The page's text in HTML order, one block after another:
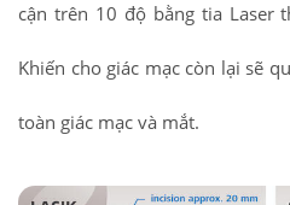
cận trên 10 độ bằng tia Laser
Khiến cho giác mạc còn lại sẽ
toàn giác mạc và mắt.